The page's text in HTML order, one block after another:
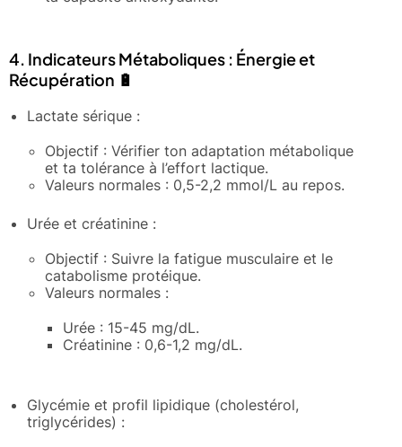
4. Indicateurs Métaboliques : Énergie et
Récupération 🔋
Lactate sérique :
Objectif : Vérifier ton adaptation métabolique
et ta tolérance à l’effort lactique.
Valeurs normales : 0,5-2,2 mmol/L au repos.
Urée et créatinine :
Objectif : Suivre la fatigue musculaire et le
catabolisme protéique.
Valeurs normales :
Urée : 15-45 mg/dL.
Créatinine : 0,6-1,2 mg/dL.
Glycémie et profil lipidique (cholestérol,
triglycérides) :